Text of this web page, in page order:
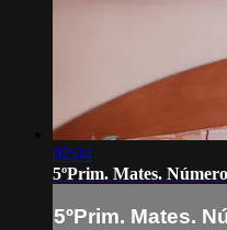
02:04
5ºPrim. Mates.
5ºPrim. Mates.